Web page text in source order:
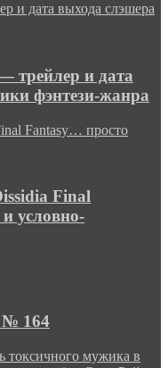
и дата выхода слэшера
трейлер и дата
фэнтези-жанра
Fantasy… просто
Final
условно-
№ 164
токсичного мужика в